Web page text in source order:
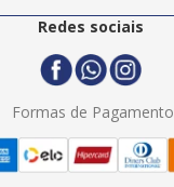
Redes sociais
Formas de Pagamento